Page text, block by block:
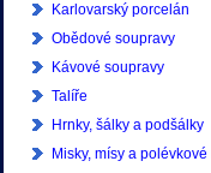
Karlovarský porcelán
Obědové soupravy
Kávové soupravy
Talíře
Hrnky, šálky a podšálky
Misky, mísy a polévkové